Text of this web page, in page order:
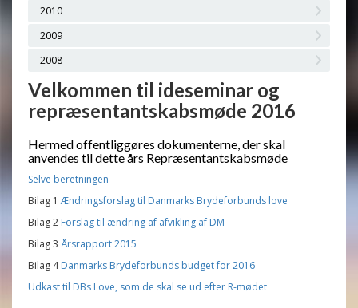
2010
2009
2008
Velkommen til ideseminar og
repræsentantskabsmøde 2016
Hermed offentliggøres dokumenterne, der skal
anvendes til dette års Repræsentantskabsmøde
Selve beretningen
Bilag 1Ændringsforslag til Danmarks Brydeforbunds love
Bilag 2 Forslag til ændring af afvikling af DM
Bilag 3 Årsrapport 2015
Bilag 4Danmarks Brydeforbunds budget for 2016
Udkast til DBs Love, som de skal se ud efter R-mødet